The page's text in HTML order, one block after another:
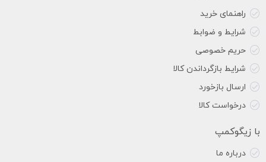
راهنمای خرید
شرایط و ضوابط
حریم خصوصی
شرایط بازگرداندن کالا
ارسال بازخورد
درخواست کالا
با زیگوکمپ
درباره ما